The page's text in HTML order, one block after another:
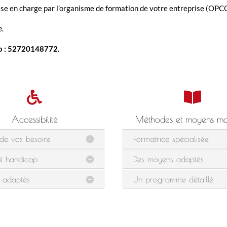
en charge par l’organisme de formation de votre entreprise
: 52720148772.

Accessibilité
vos besoins
handicap
adaptés

Méthodes et moyens
Formatrice spécialisée
Des moyens adaptés
Un programme détaillé